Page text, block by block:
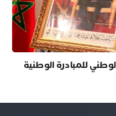
للمبادرة الوطنية